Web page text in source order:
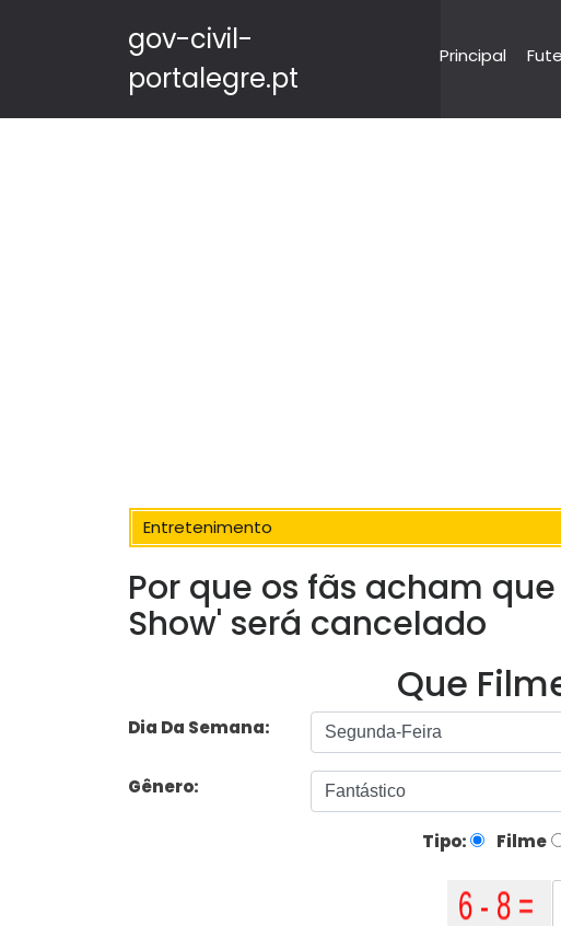
gov-civil-
portalegre.pt
Principal
Entretenimento
Por que os fãs acham
Show' será cancelado
Que
Dia Da Semana:
Gênero:
Tipo: Filme